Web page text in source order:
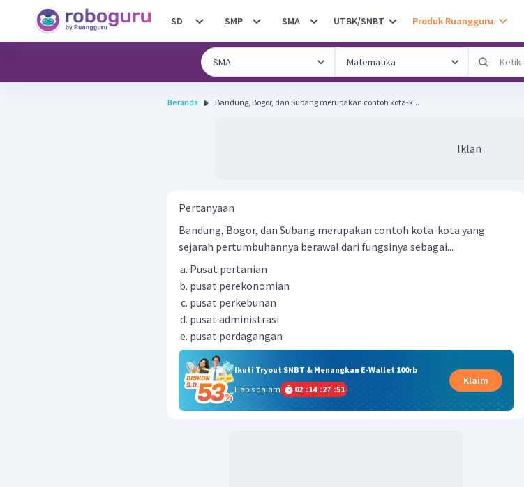
SD SMP SMA UTBK/SNBT Produk Ruangguru
Beranda Bandung, Bogor, dan Subang merupakan contoh kota-k...
Iklan
Pertanyaan
Bandung, Bogor, dan Subang merupakan contoh kota-kota yang
sejarah pertumbuhannya berawal dari fungsinya sebagai...
Pusat pertanian
pusat perekonomian
pusat perkebunan
pusat administrasi
pusat perdagangan
Ikuti Tryout SNBT & Menangkan E-Wallet 100rb
Habis dalam
02 :14 :27 :51
Klaim